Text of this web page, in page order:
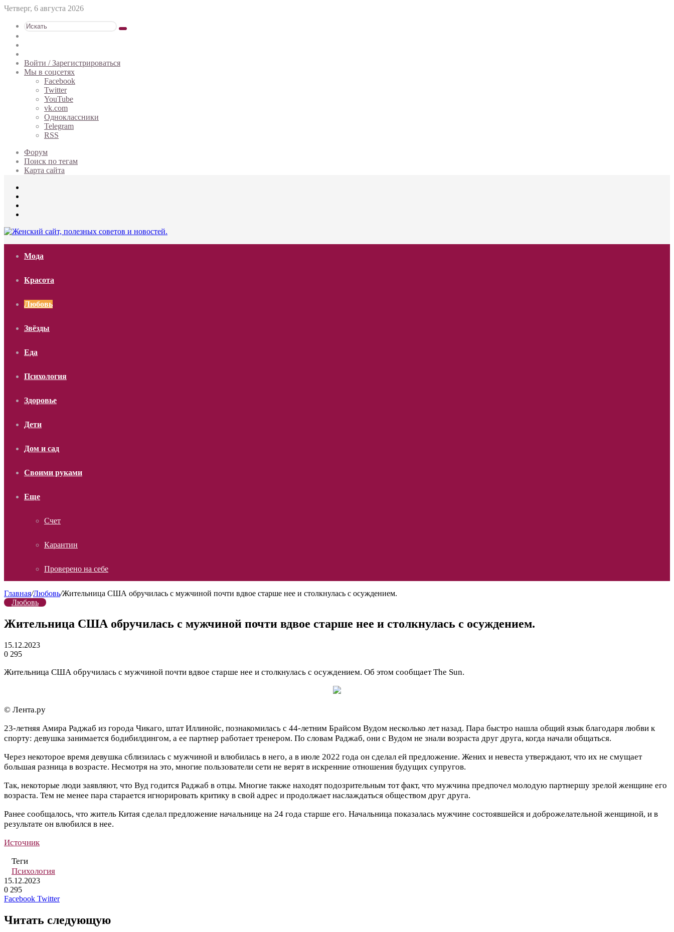
Четверг, 6 августа 2026
Искать
статья
Войти / Зарегистрироваться
Мы в соцсетях
Facebook
Twitter
YouTube
vk.com
Одноклассники
Telegram
RSS
Форум
Поиск по тегам
Карта сайта
Мода
Красота
Любовь
Звёзды
Еда
Психология
Здоровье
Дети
Дом и сад
Своими руками
Еще
Счет
Карантин
Проверено на себе
Главная/Любовь/Жительница США обручилась с мужчиной почти вдвое старше нее и столкнулась с осуждением.
Любовь
Жительница США обручилась с мужчиной почти вдвое старше нее и столкнулась с осуждением.
15.12.2023
0 295
Жительница США обручилась с мужчиной почти вдвое старше нее и столкнулась с осуждением. Об этом сообщает The Sun.
© Лента.ру
23-летняя Амира Раджаб из города Чикаго, штат Иллинойс, познакомилась с 44-летним Брайсом Вудом несколько лет назад. Пара быстро нашла общий язык благодаря любви к
спорту: девушка занимается бодибилдингом, а ее партнер работает тренером. По словам Раджаб, они с Вудом не знали возраста друг друга, когда начали общаться.
Через некоторое время девушка сблизилась с мужчиной и влюбилась в него, а в июле 2022 года он сделал ей предложение. Жених и невеста утверждают, что их не смущает
большая разница в возрасте. Несмотря на это, многие пользователи сети не верят в искренние отношения будущих супругов.
Так, некоторые люди заявляют, что Вуд годится Раджаб в отцы. Многие также находят подозрительным тот факт, что мужчина предпочел молодую партнершу зрелой женщине его
возраста. Тем не менее пара старается игнорировать критику в свой адрес и продолжает наслаждаться обществом друг друга.
Ранее сообщалось, что житель Китая сделал предложение начальнице на 24 года старше его. Начальница показалась мужчине состоявшейся и доброжелательной женщиной, и в
результате он влюбился в нее.
Источник
Теги
Психология
15.12.2023
0 295
Facebook TwitterLinkedIn
Tumblr
Reddit
Вконтакте
Одноклассники
Skype
Messenger
Messenger
WhatsApp
Telegram
Viber
Line
Поделиться
почту
Печатать
Читать следующую